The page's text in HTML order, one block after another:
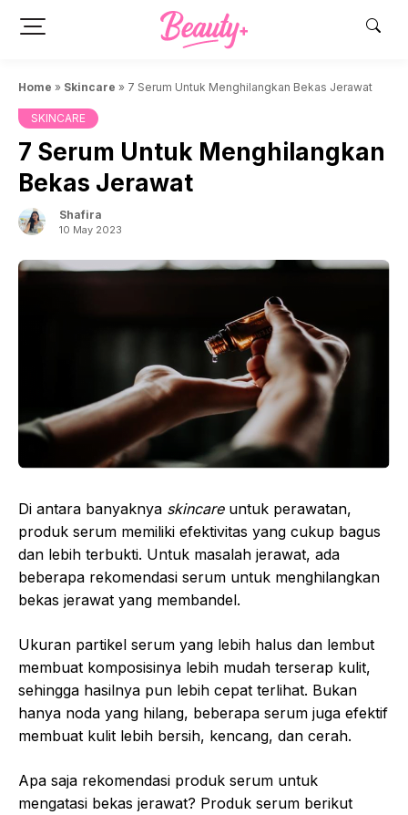
Home » Skincare » 7 Serum Untuk Menghilangkan Bekas Jerawat
SKINCARE
7 Serum Untuk Menghilangkan
Bekas Jerawat
Shafira
10 May 2023
Di antara banyaknya skincare untuk perawatan,
produk serum memiliki efektivitas yang cukup bagus
dan lebih terbukti. Untuk masalah jerawat, ada
beberapa rekomendasi serum untuk menghilangkan
bekas jerawat yang membandel.
Ukuran partikel serum yang lebih halus dan lembut
membuat komposisinya lebih mudah terserap kulit,
sehingga hasilnya pun lebih cepat terlihat. Bukan
hanya noda yang hilang, beberapa serum juga efektif
membuat kulit lebih bersih, kencang, dan cerah.
Apa saja rekomendasi produk serum untuk
mengatasi bekas jerawat? Produk serum berikut